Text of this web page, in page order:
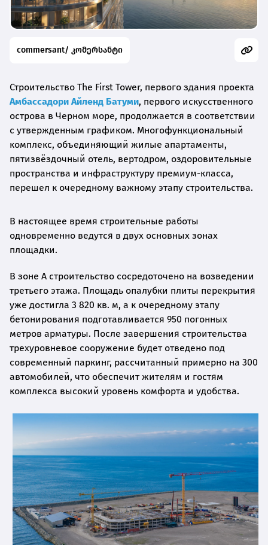
commersant/ კომერსანტი
Строительство The First Tower, первого здания проекта
Амбассадори Айленд Батуми, первого искусственного
острова в Черном море, продолжается в соответствии
с утвержденным графиком. Многофункциональный
комплекс, объединяющий жилые апартаменты,
пятизвёздочный отель, вертодром, оздоровительные
пространства и инфраструктуру премиум-класса,
перешел к очередному важному этапу строительства.
В настоящее время строительные работы
одновременно ведутся в двух основных зонах
площадки.
В зоне A строительство сосредоточено на возведении
третьего этажа. Площадь опалубки плиты перекрытия
уже достигла 3 820 кв. м, а к очередному этапу
бетонирования подготавливается 950 погонных
метров арматуры. После завершения строительства
трехуровневое сооружение будет отведено под
современный паркинг, рассчитанный примерно на 300
автомобилей, что обеспечит жителям и гостям
комплекса высокий уровень комфорта и удобства.